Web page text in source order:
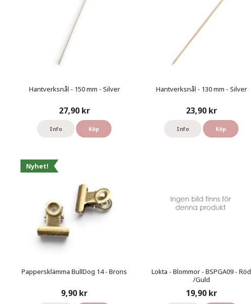
Hantverksnål - 150 mm - Silver
27,90 kr
Info Köp
Hantverksnål - 130 mm - Silver
23,90 kr
Info Köp
Nyhet!
Pappersklämma BullDog 14 - Brons
9,90 kr
Lokta - Blommor - BSPGA09 - Röd
/Guld
19,90 kr